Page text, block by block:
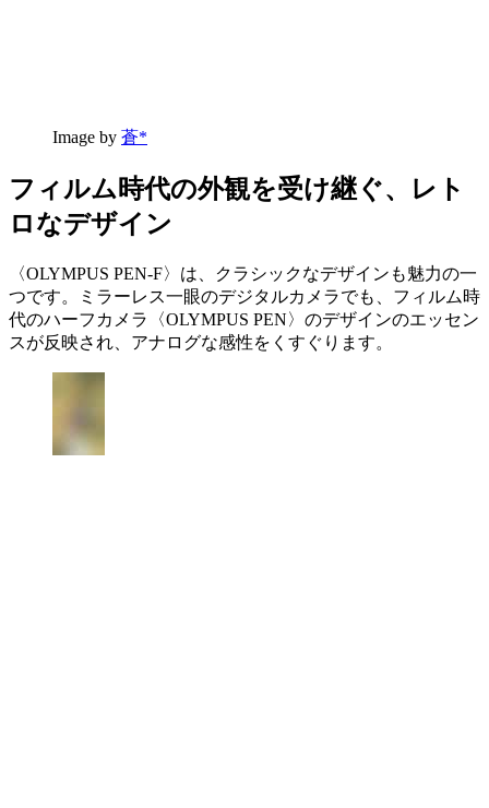
Image by 蒼*
フィルム時代の外観を受け継ぐ、レト
ロなデザイン
〈OLYMPUS PEN-F〉は、クラシックなデザインも魅力の一
つです。ミラーレス一眼のデジタルカメラでも、フィルム時
代のハーフカメラ〈OLYMPUS PEN〉のデザインのエッセン
スが反映され、アナログな感性をくすぐります。